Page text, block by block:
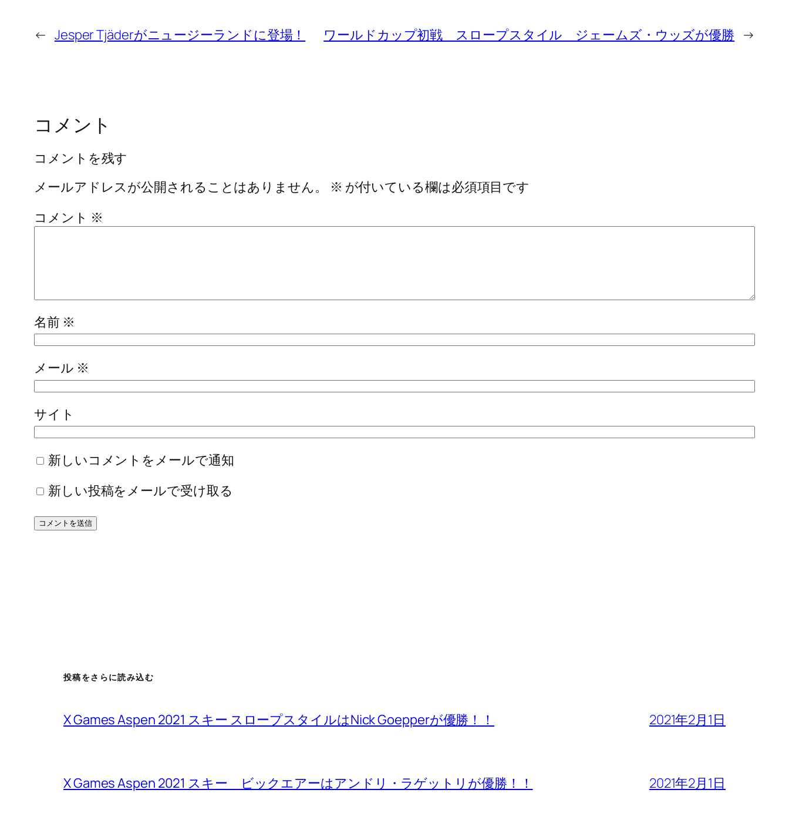
← Jesper Tjäderがニュージーランドに登場！ ワールドカップ初戦 スロープスタイル ジェームズ・ウッズが優勝 →
コメント
コメントを残す
メールアドレスが公開されることはありません。
※ が付いている欄は必須項目です
コメント ※
名前 ※
メール ※
サイト
新しいコメントをメールで通知
新しい投稿をメールで受け取る
投稿をさらに読み込む
X Games Aspen 2021 スキー スロープスタイルはNick Goepperが優勝！！ 2021年2月1日
X Games Aspen 2021 スキー ビックエアーはアンドリ・ラゲットリが優勝！！ 2021年2月1日